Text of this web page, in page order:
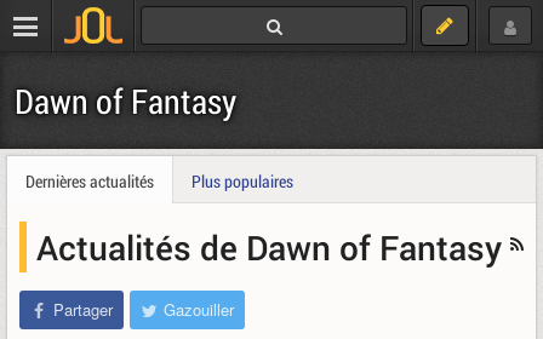
Dawn of Fantasy
Dernières actualités Plus populaires
Actualités de Dawn of Fantasy
Partager Gazouiller